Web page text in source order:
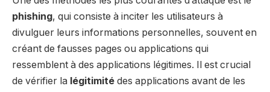
phishing, qui consiste à inciter les utilisateurs à
divulguer leurs informations personnelles, souvent en
créant de fausses pages ou applications qui
ressemblent à des applications légitimes. Il est crucial
de vérifier la légitimité des applications avant de les